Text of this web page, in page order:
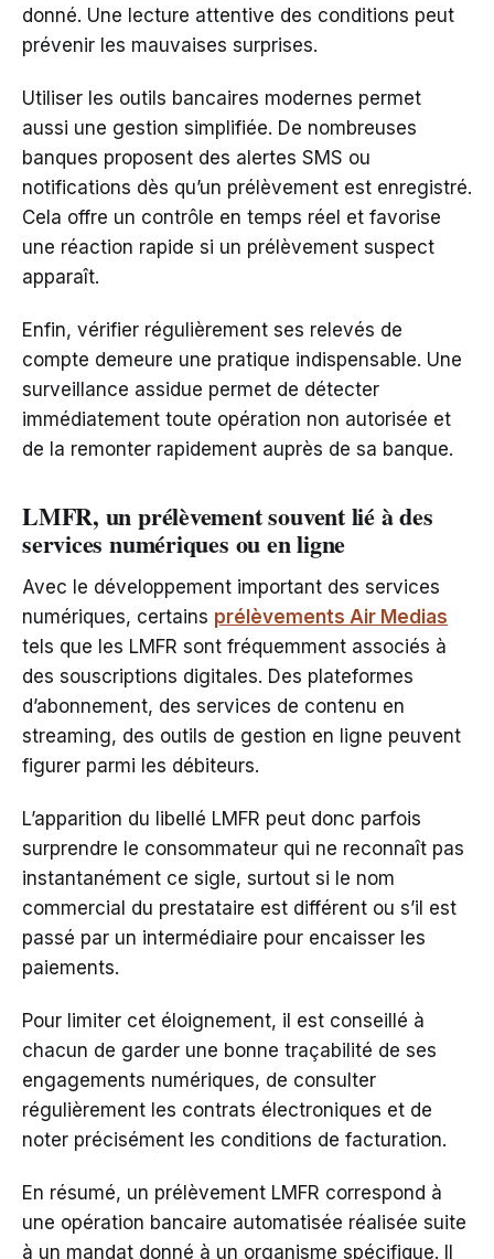
donné. Une lecture attentive des conditions peut
prévenir les mauvaises surprises.
Utiliser les outils bancaires modernes permet
aussi une gestion simplifiée. De nombreuses
banques proposent des alertes SMS ou
notifications dès qu’un prélèvement est enregistré.
Cela offre un contrôle en temps réel et favorise
une réaction rapide si un prélèvement suspect
apparaît.
Enfin, vérifier régulièrement ses relevés de
compte demeure une pratique indispensable. Une
surveillance assidue permet de détecter
immédiatement toute opération non autorisée et
de la remonter rapidement auprès de sa banque.
LMFR, un prélèvement souvent lié à des
services numériques ou en ligne
Avec le développement important des services
numériques, certains prélèvements Air Medias
tels que les LMFR sont fréquemment associés à
des souscriptions digitales. Des plateformes
d’abonnement, des services de contenu en
streaming, des outils de gestion en ligne peuvent
figurer parmi les débiteurs.
L’apparition du libellé LMFR peut donc parfois
surprendre le consommateur qui ne reconnaît pas
instantanément ce sigle, surtout si le nom
commercial du prestataire est différent ou s’il est
passé par un intermédiaire pour encaisser les
paiements.
Pour limiter cet éloignement, il est conseillé à
chacun de garder une bonne traçabilité de ses
engagements numériques, de consulter
régulièrement les contrats électroniques et de
noter précisément les conditions de facturation.
En résumé, un prélèvement LMFR correspond à
une opération bancaire automatisée réalisée suite
à un mandat donné à un organisme spécifique. Il